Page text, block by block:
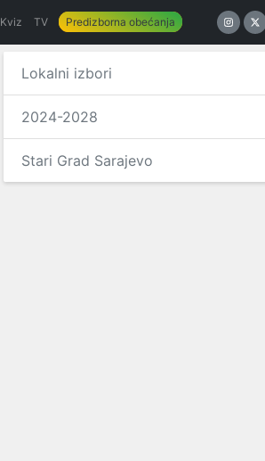
Kviz TV Predizborna obećanja
Lokalni izbori
2024-2028
Stari Grad Sarajevo